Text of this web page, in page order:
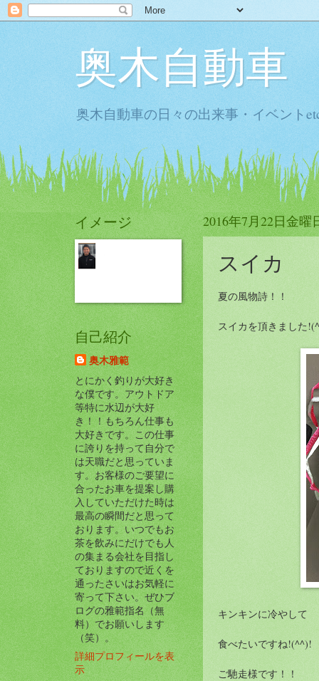
奥木自動車
奥木自動車の日々の出来事・イベント
2016年7月22日金曜
スイカ
夏の風物詩！！
スイカを頂きました
キンキンに冷やして
食べたいですね!(^^)!
ご馳走様です！！
イメージ
自己紹介
奥木雅範
とにかく釣りが大好き
な僕です。アウトドア
等特に水辺が大好
き！！もちろん仕事も
大好きです。この仕事
に誇りを持って自分で
は天職だと思っていま
す。お客様のご要望に
合ったお車を提案し購
入していただけた時は
最高の瞬間だと思って
おります。いつでもお
茶を飲みにだけでも人
の集まる会社を目指し
ておりますので近くを
通ったさいはお気軽に
寄って下さい。ぜひブ
ログの雅範指名（無
料）でお願いします
（笑）。
詳細プロフィールを表
示